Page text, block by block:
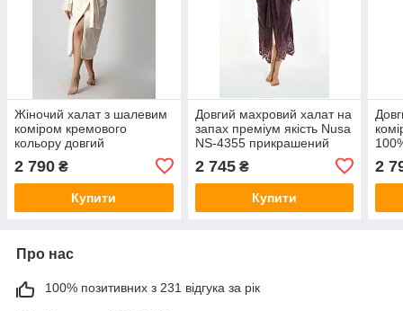
Жіночий халат з шалевим
коміром кремового
кольору довгий
запах Nusa NS-4347
2 790 ₴
Купити
Довгий махровий халат на
запах преміум якість Nusa
NS-4355 прикрашений
2 745₴
Купити
2
Про нас
100% позитивних з 231 відгука за рік